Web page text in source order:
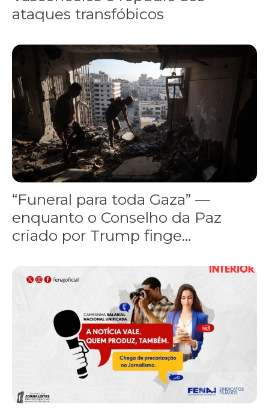
ataques transfóbicos
“Funeral para toda Gaza” — enquanto o Conselho da Paz
“Funeral para toda Gaza” —
enquanto o Conselho da Paz
criado por Trump finge...
Assinada nova CCT de jornais e revistas do interior